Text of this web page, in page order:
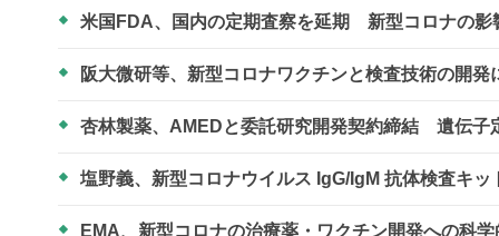
米国FDA、国内の定期査察を延期 新型コロナの影
阪大微研等、新型コロナワクチンと検査技術の開
杏林製薬、AMEDと委託研究開発契約締結 遺伝子
塩野義、新型コロナウイルス IgG/IgM 抗体検査キ
EMA、新型コロナの治療薬・ワクチン開発への科